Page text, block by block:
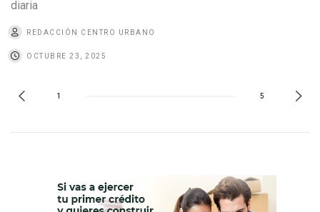
diaria
REDACCIÓN CENTRO URBANO
OCTUBRE 23, 2025
1 5